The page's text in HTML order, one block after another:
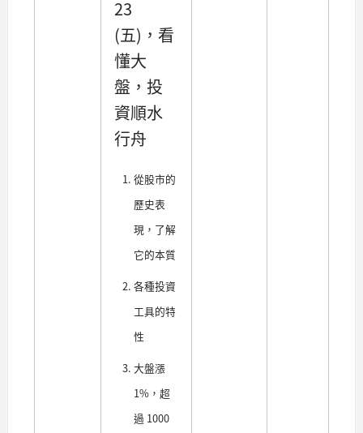
23
(五)，看
懂大
盤，投
資順水
行舟
從股市的
歷史表
現，了解
它的本質
各種投資
工具的特
性
大盤漲
1%，超
過 1000